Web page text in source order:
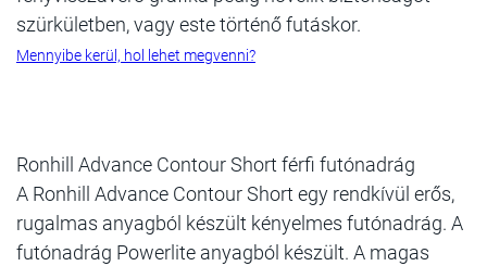
szürkületben, vagy este történő futáskor.
Mennyibe kerül, hol lehet megvenni?
Ronhill Advance Contour Short férfi futónadrág
A Ronhill Advance Contour Short egy rendkívül erős,
rugalmas anyagból készült kényelmes futónadrág. A
futónadrág Powerlite anyagból készült. A magas